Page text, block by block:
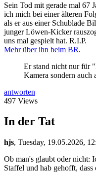
Sein Tod mit gerade mal 67
ich mich bei einer älteren
als er aus einer Schublade
junger Löwen-Kicker
uns mal gespielt hat. R.I.P.
Mehr über ihn beim BR.
Er stand nicht nur für
Kamera sondern
antworten
497 Views
In der Tat
hjs, Tuesday, 19.05.2026,
Ob man's glaubt oder nicht:
Staffel und hab gehofft,